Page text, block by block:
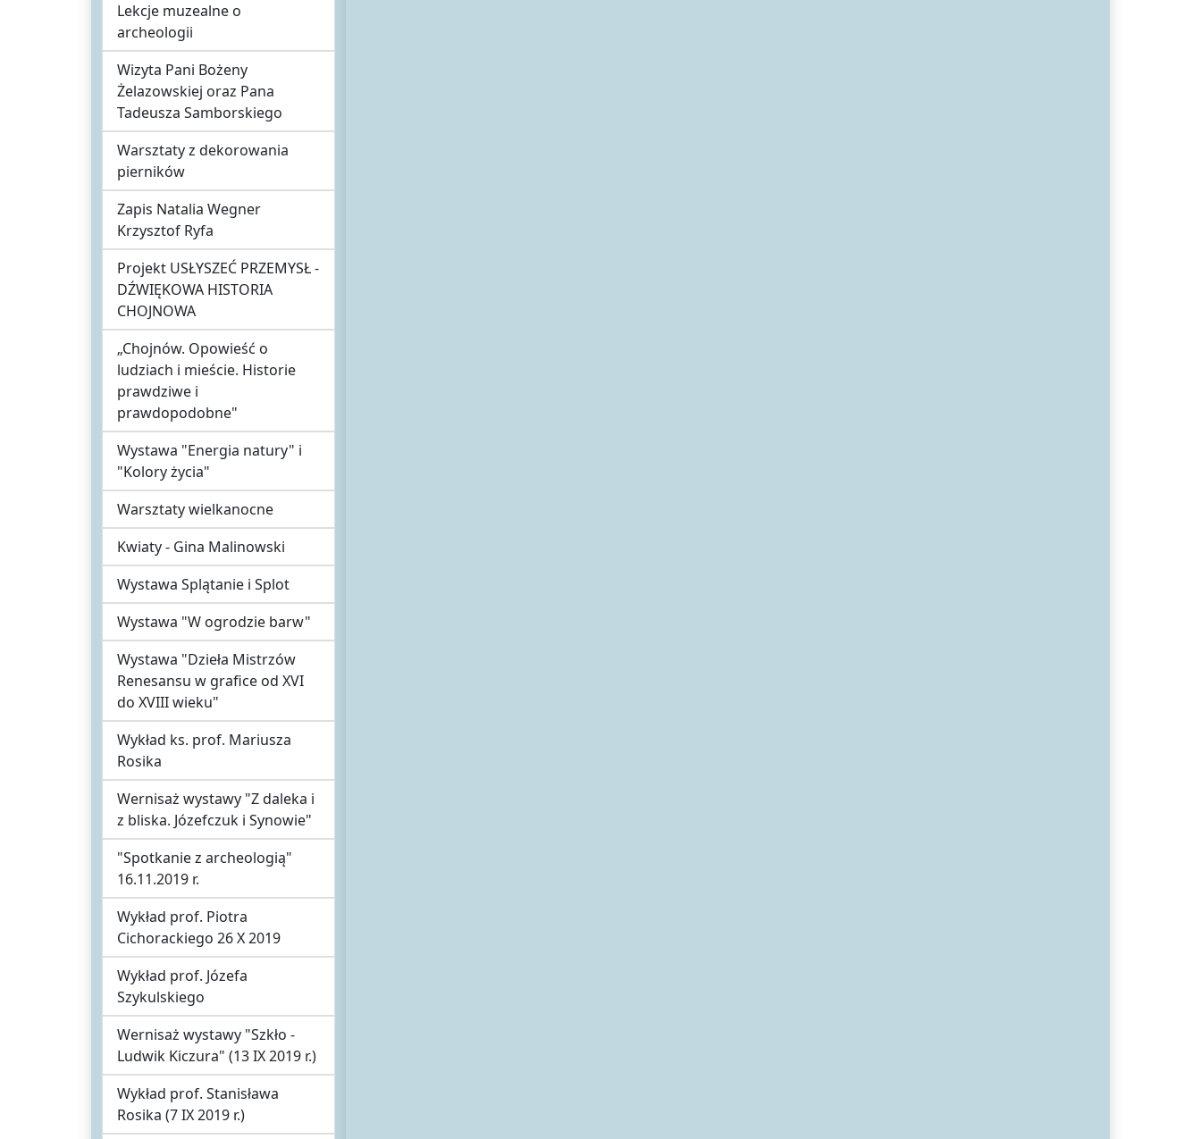
Lekcje muzealne o
archeologii
Wizyta Pani Bożeny
Żelazowskiej oraz Pana
Tadeusza Samborskiego
Warsztaty z dekorowania
pierników
Zapis Natalia Wegner
Krzysztof Ryfa
Projekt USŁYSZEĆ PRZEMYSŁ -
DŹWIĘKOWA HISTORIA
CHOJNOWA
„Chojnów. Opowieść o
ludziach i mieście. Historie
prawdziwe i
prawdopodobne"
Wystawa "Energia natury" i
"Kolory życia"
Warsztaty wielkanocne
Kwiaty - Gina Malinowski
Wystawa Splątanie i Splot
Wystawa "W ogrodzie barw"
Wystawa "Dzieła Mistrzów
Renesansu w grafice od XVI
do XVIII wieku"
Wykład ks. prof. Mariusza
Rosika
Wernisaż wystawy "Z daleka i
z bliska. Józefczuk i Synowie"
"Spotkanie z archeologią"
16.11.2019 r.
Wykład prof. Piotra
Cichorackiego 26 X 2019
Wykład prof. Józefa
Szykulskiego
Wernisaż wystawy "Szkło -
Ludwik Kiczura" (13 IX 2019 r.)
Wykład prof. Stanisława
Rosika (7 IX 2019 r.)